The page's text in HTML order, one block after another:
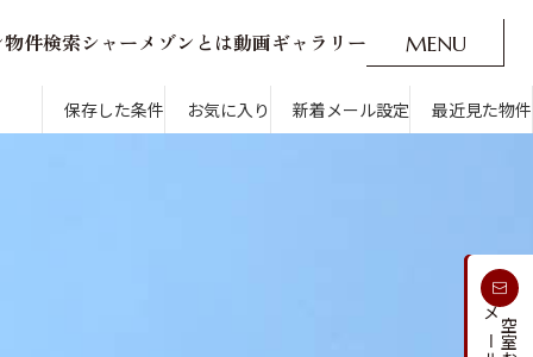
物件検索シ ャーメ ゾン とは動画ギャ ラ リ ー MENU
O
着メール設定 最近見た物件 CLOSE
保存した条件 お気に入り 新着メール設定 最近見た物件